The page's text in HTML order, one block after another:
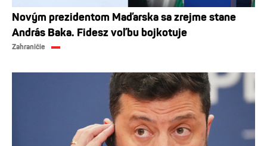
Novým prezidentom Maďarska sa zrejme stane
András Baka. Fidesz voľbu bojkotuje
Zahraničie